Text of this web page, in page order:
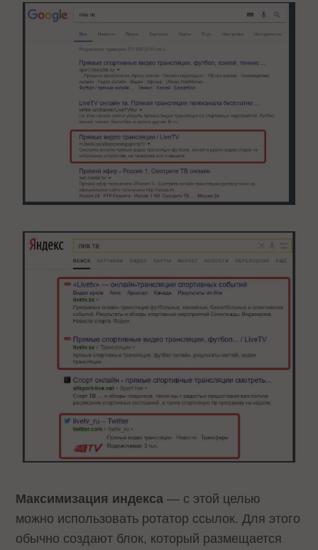
Максимизация индекса— с этой целью
можно использовать ротатор ссылок. Для этого
обычно создают блок, который размещается